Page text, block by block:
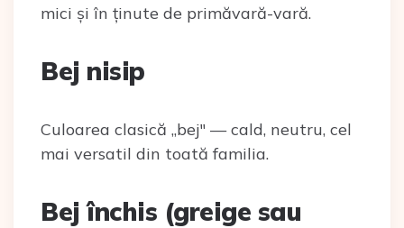
mici și în ținute de primăvară-vară.
Bej nisip
Culoarea clasică „bej" — cald, neutru, cel
mai versatil din toată familia.
Bej închis (greige sau